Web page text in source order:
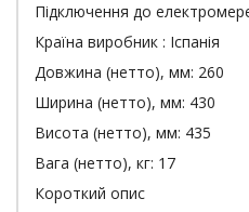
Підключення до
Країна виробник : Іспанія
Довжина (нетто), мм: 260
Ширина (нетто), мм: 430
Висота (нетто), мм: 435
Вага (нетто), кг: 17
Короткий опис